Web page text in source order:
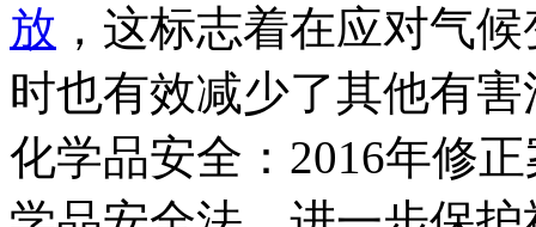
放 ，这标志着在应对气
时也有效减少了其他有害
化学品安全：2016年修